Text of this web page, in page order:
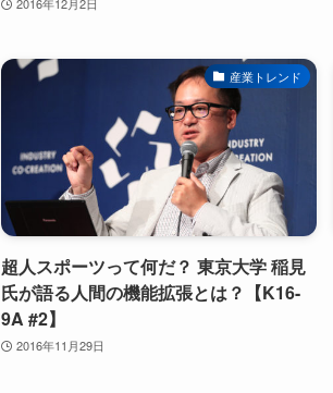
産業トレンド
超人スポーツって何だ？ 東京大学 稲見
氏が語る人間の機能拡張とは？【K16-
9A #2】
2016年11月29日